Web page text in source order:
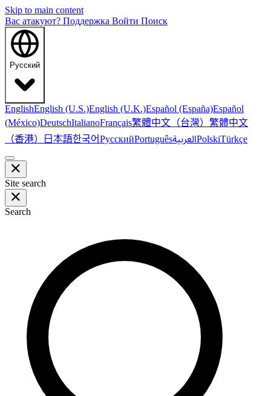
Skip to main content
Вас атакуют? Поддержка Войти Поиск
Русский
EnglishEnglish (U.S.)English (U.K.)Español (España)Español
(México)DeutschItalianoFrançais繁體中文（台灣） 繁體中文
（香港） 日本語한국어РусскийPortuguêsالعربيةPolskiTürkçe
Site search
Search